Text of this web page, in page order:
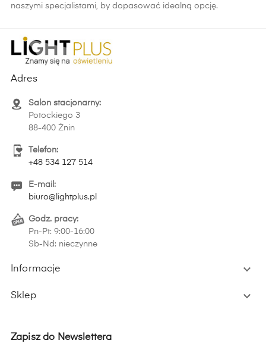
naszymi specjalistami, by dopasować idealną opcję.
Adres
Salon stacjonarny:
Potockiego 3
88-400 Żnin
Telefon:
+48 534 127 514
E-mail:
biuro@lightplus.pl
Godz. pracy:
Pn-Pt: 9:00-16:00
Sb-Nd: nieczynne
Informacje 
Sklep 
Zapisz do Newslettera